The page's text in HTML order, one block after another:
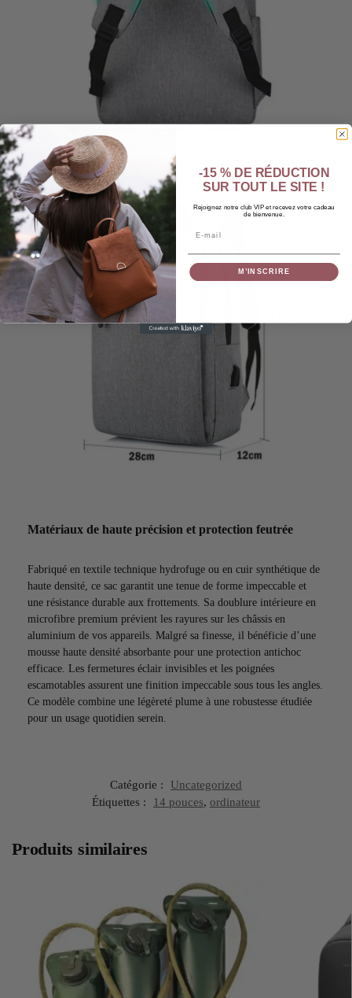
Matériaux de haute précision et protection feutrée
Fabriqué en textile technique hydrofuge ou en cuir synthétique de
haute densité, ce sac garantit une tenue de forme impeccable et
une résistance durable aux frottements. Sa doublure intérieure en
microfibre premium prévient les rayures sur les châssis en
aluminium de vos appareils. Malgré sa finesse, il bénéficie d’une
mousse haute densité absorbante pour une protection antichoc
efficace. Les fermetures éclair invisibles et les poignées
escamotables assurent une finition impeccable sous tous les angles.
Ce modèle combine une légèreté plume à une robustesse étudiée
pour un usage quotidien serein.
Catégorie :
Uncategorized
Étiquettes :
14 pouces, ordinateur
Produits similaires
-15 % DE RÉDUCTION
SUR TOUT LE SITE !
Rejoignez notre club VIP et recevez votre cadeau
de bienvenue.
M’INSCRIRE